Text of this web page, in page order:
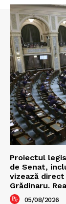
Proiectul
de Senat,
vizează
Grădinaru.
05/08/2026